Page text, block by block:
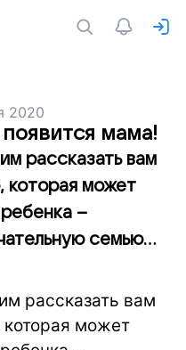
2020
мама!
рассказать вам
которая может
–
семью...
рассказать вам
может